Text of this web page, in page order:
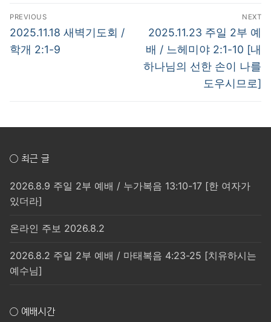
글
탐
색
PREVIOUS
Previous
post:
2025.11.18 새벽기도회 /
학개 2:1-9
NEXT
Next
post:
2025.11.23 주일 2부 예
배 / 느헤미야 2:1-10 [내
하나님의 선한 손이 나를
도우시므로]
○ 최근 글
2026.8.9 주일 2부 예배 / 누가복음 13:10-17 [한 여자가
있더라]
온라인 주보 2026.8.2
2026.8.2 주일 2부 예배 / 마태복음 4:23-25 [치유하시는
예수님]
○ 예배시간